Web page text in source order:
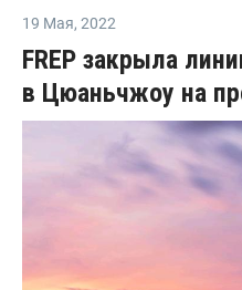
19 Мая, 2022
FREP закрыла
в Цюаньчжоу на